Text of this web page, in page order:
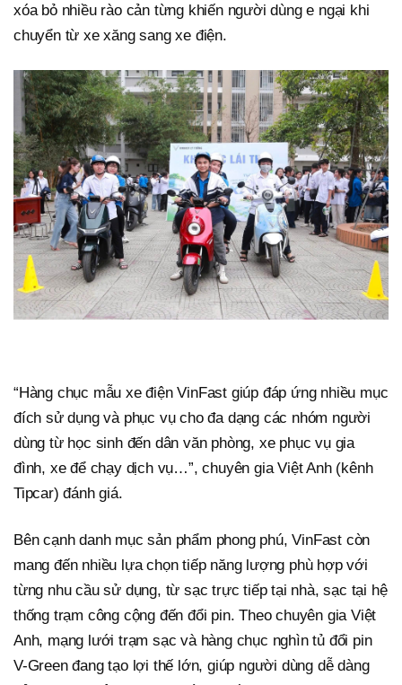
xóa bỏ nhiều rào cản từng khiến người dùng e ngại khi
chuyển từ xe xăng sang xe điện.
“Hàng chục mẫu xe điện VinFast giúp đáp ứng nhiều mục
đích sử dụng và phục vụ cho đa dạng các nhóm người
dùng từ học sinh đến dân văn phòng, xe phục vụ gia
đình, xe để chạy dịch vụ…”, chuyên gia Việt Anh (kênh
Tipcar) đánh giá.
Bên cạnh danh mục sản phẩm phong phú, VinFast còn
mang đến nhiều lựa chọn tiếp năng lượng phù hợp với
từng nhu cầu sử dụng, từ sạc trực tiếp tại nhà, sạc tại hệ
thống trạm công cộng đến đổi pin. Theo chuyên gia Việt
Anh, mạng lưới trạm sạc và hàng chục nghìn tủ đổi pin
V-Green đang tạo lợi thế lớn, giúp người dùng dễ dàng